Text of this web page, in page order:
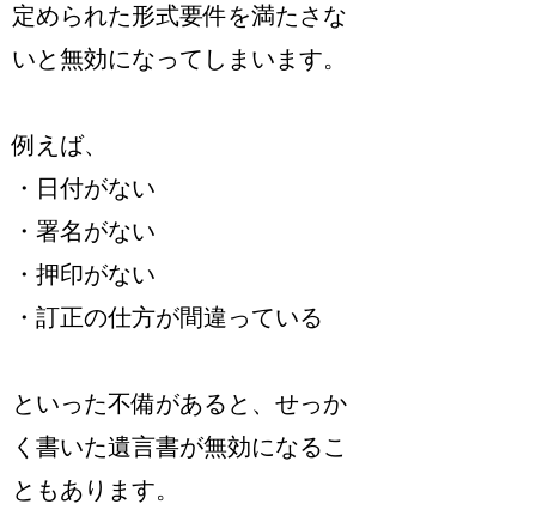
定められた形式要件を満たさな
いと無効になってしまいます。
例えば、
・日付がない
・署名がない
・押印がない
・訂正の仕方が間違っている
といった不備があると、せっか
く書いた遺言書が無効になるこ
ともあります。